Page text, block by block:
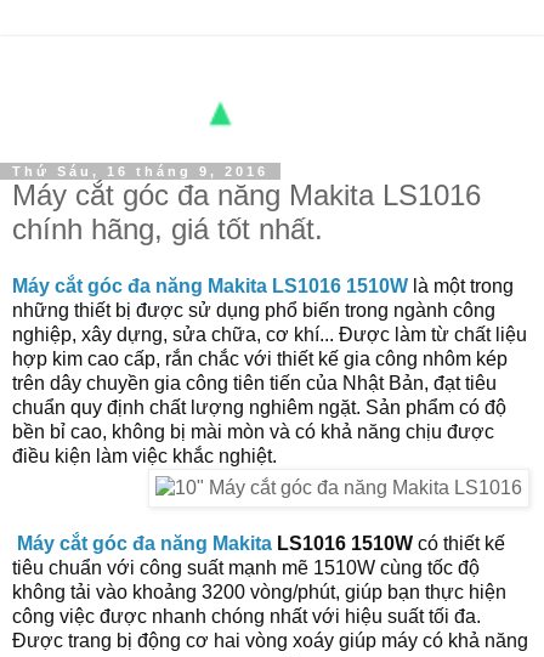
Thứ Sáu, 16 tháng 9, 2016
Máy cắt góc đa năng Makita LS1016
chính hãng, giá tốt nhất.
Máy cắt góc đa năng Makita LS1016 1510W là một trong
những thiết bị được sử dụng phổ biến trong ngành công
nghiệp, xây dựng, sửa chữa, cơ khí... Được làm từ chất liệu
hợp kim cao cấp, rắn chắc với thiết kế gia công nhôm kép
trên dây chuyền gia công tiên tiến của Nhật Bản, đạt tiêu
chuẩn quy định chất lượng nghiêm ngặt. Sản phẩm có độ
bền bỉ cao, không bị mài mòn và có khả năng chịu được
điều kiện làm việc khắc nghiệt.
Máy cắt góc đa năng Makita LS1016 1510W có thiết kế
tiêu chuẩn với công suất mạnh mẽ 1510W cùng tốc độ
không tải vào khoảng 3200 vòng/phút, giúp bạn thực hiện
công việc được nhanh chóng nhất với hiệu suất tối đa.
Được trang bị động cơ hai vòng xoáy giúp máy có khả năng